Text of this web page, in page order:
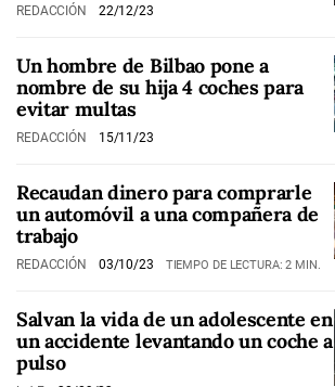
REDACCIÓN 22/12/23
Un hombre de Bilbao pone a
nombre de su hija 4 coches para
evitar multas
REDACCIÓN 15/11/23
Recaudan dinero para comprarle
un automóvil a una compañera de
trabajo
REDACCIÓN 03/10/23 TIEMPO DE LECTURA: 2 MIN.
Salvan la vida de un adolescente en
un accidente levantando un coche a
pulso